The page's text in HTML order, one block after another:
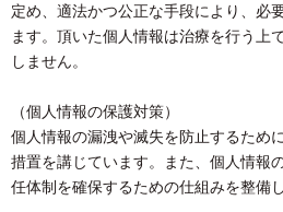
定め、適法かつ公正な手段により、必
ます。頂いた個人情報は治療を行う上
しません。
（個人情報の保護対策）
個人情報の漏洩や滅失を防止するため
措置を講じています。また、個人情報
任体制を確保するための仕組みを整備